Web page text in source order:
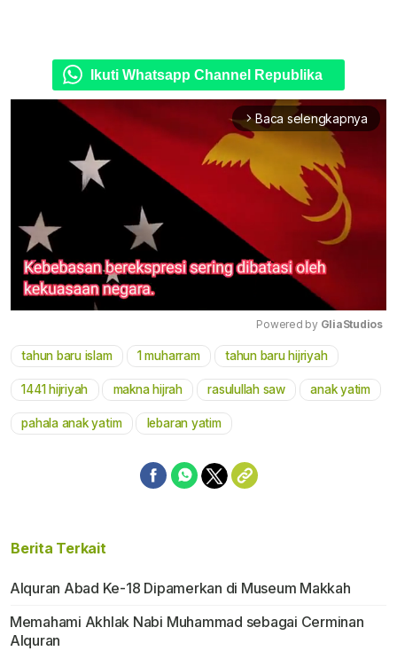
Ikuti Whatsapp Channel Republika
arrow_forward_ios Baca selengkapnya
Mute
Powered by GliaStudios
tahun baru islam 1 muharram tahun baru hijriyah
1441 hijriyah makna hijrah rasulullah saw anak yatim
pahala anak yatim lebaran yatim
Berita Terkait
Alquran Abad Ke-18 Dipamerkan di Museum Makkah
Memahami Akhlak Nabi Muhammad sebagai Cerminan
Alquran